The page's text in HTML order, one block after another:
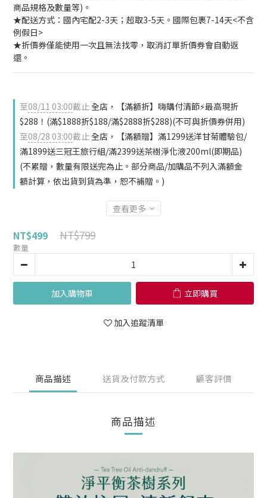
商品規格及數量等)。
★配送方式：國內宅配2-3天；超取3-5天。國際包裹7-14天<不含
例假日>
★折價券僅能使用一次且無法找零，取消訂單折價券會自動返
還。
至08/11 03:00截止全店，【滿額折】嗨購付清節⚡最高現折
$288！(滿$1888折$188/滿$2888折$288)(不可與折價券併用)
至08/28 03:00截止全店，【滿額贈】滿1299送洋甘菊體驗包/
滿1899送三冠王旅行組/滿2399送茶樹淨化液200ml(即期品)
(不累贈，數量有限送完為止。部分商品/加購品不列入滿額金
額計算，依出貨到貨為準，恕不補贈。)
查看更多
NT$499 NT$799
數量
加入購物車 立即購買
加入追蹤清單
商品描述 送貨及付款方式 顧客評價
商品描述